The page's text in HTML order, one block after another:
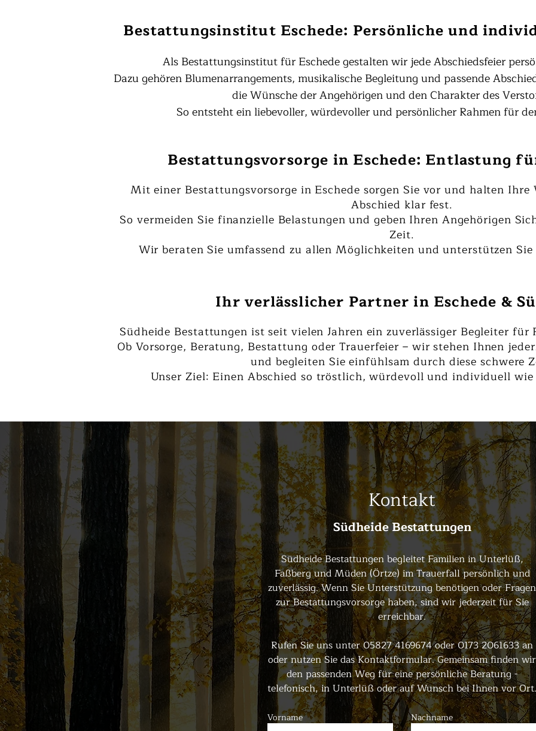
Bestattungsinstitut Eschede: Persönliche und
Als Bestattungsinstitut für Eschede gestalten wir jede Abschiedsfeier
Dazu gehören Blumenarrangements, musikalische Begleitung und passende
die Wünsche der Angehörigen und den Charakter des
So entsteht ein liebevoller, würdevoller und persönlicher Rahmen für
Bestattungsvorsorge in Eschede: Entlastung
Mit einer Bestattungsvorsorge in Eschede sorgen Sie vor und halten Ihre
Abschied klar fest.
So vermeiden Sie finanzielle Belastungen und geben Ihren Angehörigen
Zeit.
Wir beraten Sie umfassend zu allen Möglichkeiten und unterstützen
Ihr verlässlicher Partner in Eschede &
Südheide Bestattungen ist seit vielen Jahren ein zuverlässiger Begleiter für
Ob Vorsorge, Beratung, Bestattung oder Trauerfeier – wir stehen Ihnen
und begleiten Sie einfühlsam durch diese schwere
Unser Ziel: Einen Abschied so tröstlich, würdevoll und individuell
Kontakt
Südheide Bestattungen
Südheide Bestattungen begleitet Familien in Unterlüß,
Faßberg und Müden (Örtze) im Trauerfall persönlich und
zuverlässig. Wenn Sie Unterstützung benötigen oder Fragen
zur Bestattungsvorsorge haben, sind wir jederzeit für Sie
erreichbar.
Rufen Sie uns unter 05827 4169674 oder 0173 2061633 an
oder nutzen Sie das Kontaktformular. Gemeinsam finden wir
den passenden Weg für eine persönliche Beratung -
telefonisch, in Unterlüß oder auf Wunsch bei Ihnen vor Ort.
Vorname Nachname